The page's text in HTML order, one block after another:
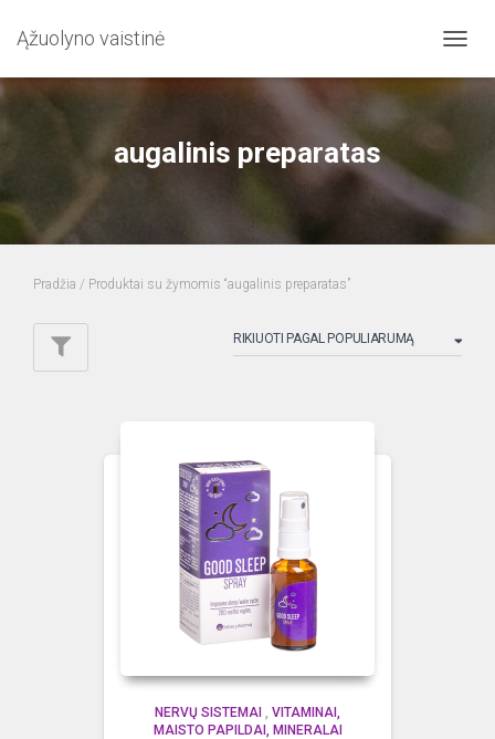
Ąžuolyno vaistinė
augalinis preparatas
Pradžia / Produktai su žymomis “augalinis preparatas”
NERVŲ SISTEMAI , VITAMINAI,
MAISTO PAPILDAI, MINERALAI